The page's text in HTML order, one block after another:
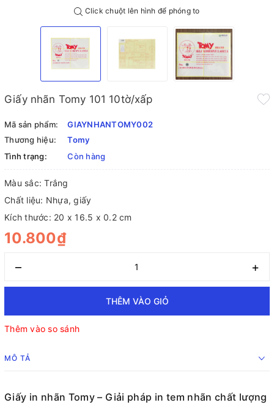
Click chuột lên hình để phóng to
Giấy nhãn Tomy 101 10tờ/xấp
Mã sản phẩm:
GIAYNHANTOMY002
Thương hiệu:
Tomy
Tình trạng:
Còn hàng
Màu sắc: Trắng
Chất liệu: Nhựa, giấy
Kích thước: 20 x 16.5 x 0.2 cm
10.800₫
– +
THÊM VÀO GIỎ
Thêm vào so sánh
MÔ TẢ
Giấy in nhãn Tomy – Giải pháp in tem nhãn chất lượng